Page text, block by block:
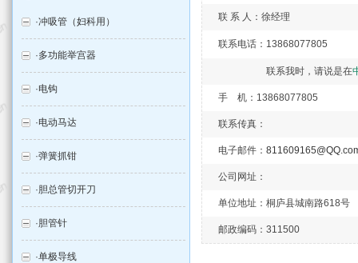
联 系 人：徐经理
联系电话：13868077805
联系我时，请说是在
手 机：13868077805
联系传真：
电子邮件：
公司网址：
单位地址：桐庐县城南路618号
邮政编码：311500
·冲吸管（妇科用）
·多功能举宫器
·电钩
·电动马达
·弹簧抓钳
·胆总管切开刀
·胆管针
·单极导线